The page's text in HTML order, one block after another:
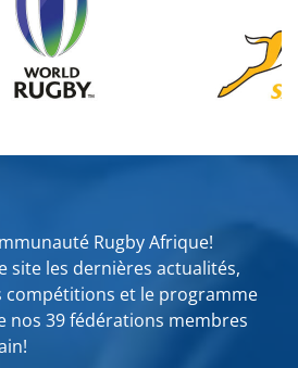
Rugby Afrique!
site les dernières actualités,
compétitions et le programme
nos 39 fédérations membres